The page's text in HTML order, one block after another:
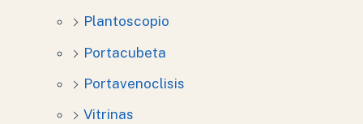
Plantoscopio
Portacubeta
Portavenoclisis
Vitrinas